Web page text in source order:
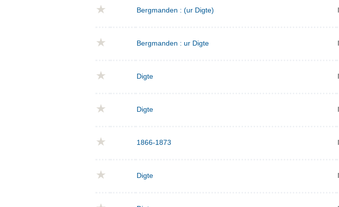
Bergmanden : (ur Digte)
Bergmanden : ur Digte
Digte
Digte
1866-1873
Digte